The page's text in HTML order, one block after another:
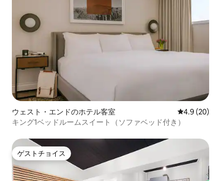
ウェスト・エンドのホテル客室 レビュー20
4.9 (20)
キング1ベッドルームスイート（ソファベッド付き）
ゲストチョイス
ゲストチョイス